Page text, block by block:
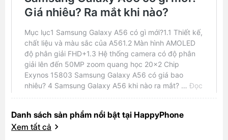
Danh sách sản phẩm nổi bật tại HappyPhone
Xem tất cả